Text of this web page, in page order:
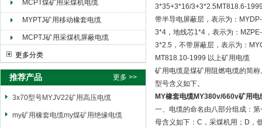
MCPT煤矿用采煤机电缆
MYPTJ矿用移动橡套电缆
MCPTJ矿用采煤机屏蔽电缆
更多分类
推荐产品 更多 >>
3x70型号MYJV22矿用高压电缆
my矿用橡套电缆my煤矿用绝缘电缆
3*35+3*16/3+3*2.5MT818.6-
带半导电屏蔽层，表示为：
3*4，地线芯1*4，表示为：
3*2.5，不带屏蔽层，表示为：
MT818.10-1999 以上矿用电缆
矿用电缆是煤矿用阻燃电缆的简
型号含义如下。
MY橡套电缆MY380v/660v矿用电
一、电缆的命名由八部分组成：
母含义如下：C，采煤机用；D，